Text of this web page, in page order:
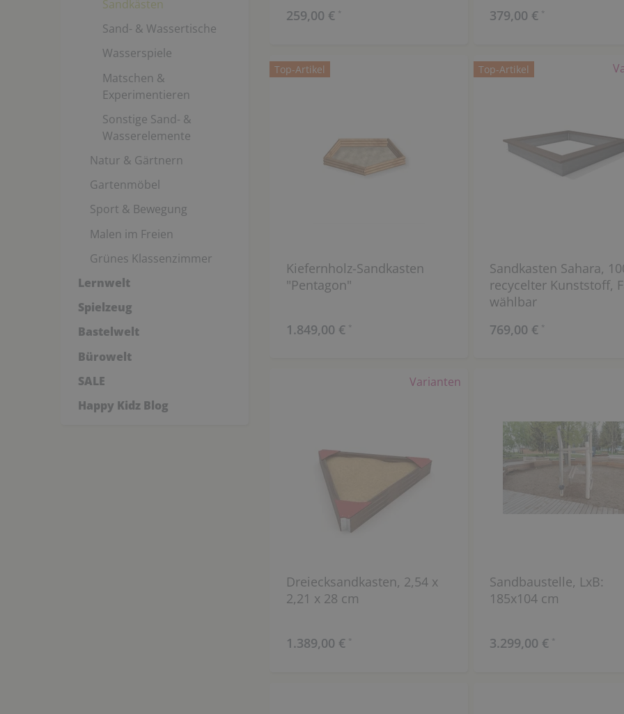
Sandkästen
Sand- & Wassertische
Wasserspiele
Matschen &
Experimentieren
Sonstige Sand- &
Wasserelemente
Natur & Gärtnern
Gartenmöbel
Sport & Bewegung
Malen im Freien
Grünes Klassenzimmer
Lernwelt
Spielzeug
Bastelwelt
Bürowelt
SALE
Happy Kidz Blog
259,00 € * 379,00 € *
Top-Artikel
Kiefernholz-Sandkasten
"Pentagon"
1.849,00 € *
Top-Artikel
Sandkasten Sahara,
recycelter Kunststoff,
wählbar
769,00 € *
Varianten
Dreiecksandkasten, 2,54 x
2,21 x 28 cm
1.389,00 € *
Sandbaustelle, LxB:
185x104 cm
3.299,00 € *